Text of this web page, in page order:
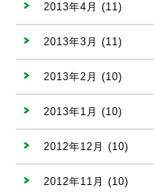
2013年4月 (11)
2013年3月 (11)
2013年2月 (10)
2013年1月 (10)
2012年12月 (10)
2012年11月 (10)